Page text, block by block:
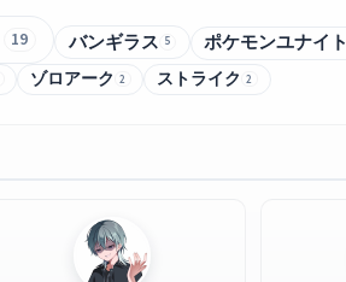
19 バンギラス 5 ポケモンユナイト
ゾロアーク 2 ストライク 2